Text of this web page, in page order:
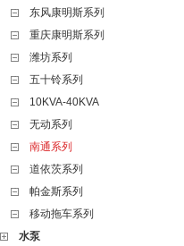
东风康明斯系列
重庆康明斯系列
潍坊系列
五十铃系列
10KVA-40KVA
无动系列
南通系列
道依茨系列
帕金斯系列
移动拖车系列
水泵